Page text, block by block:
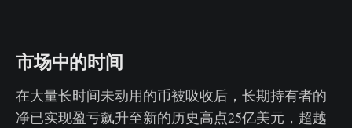
市场中的时间
在大量长时间未动用的币被吸收后，长期持有者的
净已实现盈亏飙升至新的历史高点25亿美元，超越